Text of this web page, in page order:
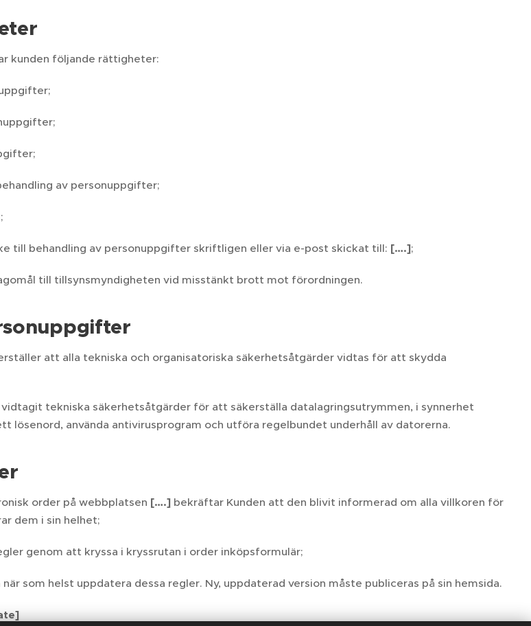
kunden följande rättigheter:
av personuppgifter;
till behandling av personuppgifter skriftligen eller via e-post skickat till: [….];
till tillsynsmyndigheten vid misstänkt brott mot förordningen.
att alla tekniska och organisatoriska säkerhetsåtgärder vidtas för att skydda
tekniska säkerhetsåtgärder för att säkerställa datalagringsutrymmen, i synnerhet
lösenord, använda antivirusprogram och utföra regelbundet underhåll av datorerna.
order på webbplatsen [….] bekräftar Kunden att den blivit informerad om alla villkoren för
dem i sin helhet;
genom att kryssa i kryssrutan i order inköpsformulär;
som helst uppdatera dessa regler. Ny, uppdaterad version måste publiceras på sin hemsida.